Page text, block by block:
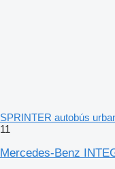
SPRINTER autobús
11
Mercedes-Benz